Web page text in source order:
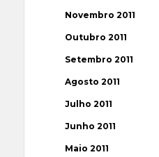
Novembro 2011
Outubro 2011
Setembro 2011
Agosto 2011
Julho 2011
Junho 2011
Maio 2011